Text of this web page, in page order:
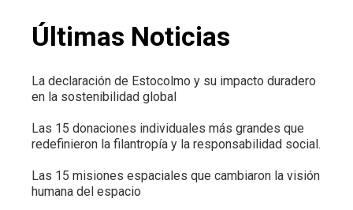
Últimas Noticias
La declaración de Estocolmo y su impacto duradero
en la sostenibilidad global
Las 15 donaciones individuales más grandes que
redefinieron la filantropía y la responsabilidad social.
Las 15 misiones espaciales que cambiaron la visión
humana del espacio